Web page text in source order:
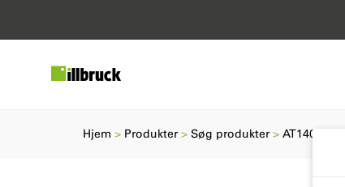
Hjem Produkter Søg produkter AT140